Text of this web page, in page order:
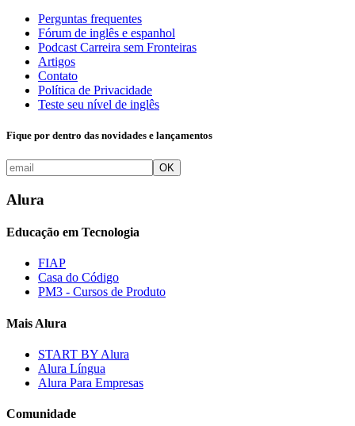
Perguntas frequentes
Fórum de inglês e espanhol
Podcast Carreira sem Fronteiras
Artigos
Contato
Política de Privacidade
Teste seu nível de inglês
Fique por dentro das novidades e lançamentos
OK
Alura
Educação em Tecnologia
FIAP
Casa do Código
PM3 - Cursos de Produto
Mais Alura
START BY Alura
Alura Língua
Alura Para Empresas
Comunidade